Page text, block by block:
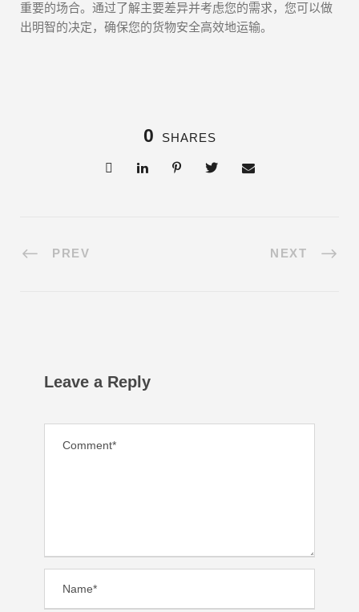
重要的场合。通过了解主要差异并考虑您的需求，您可以做
出明智的决定，确保您的货物安全高效地运输。
0 SHARES
PREV NEXT
Leave a Reply